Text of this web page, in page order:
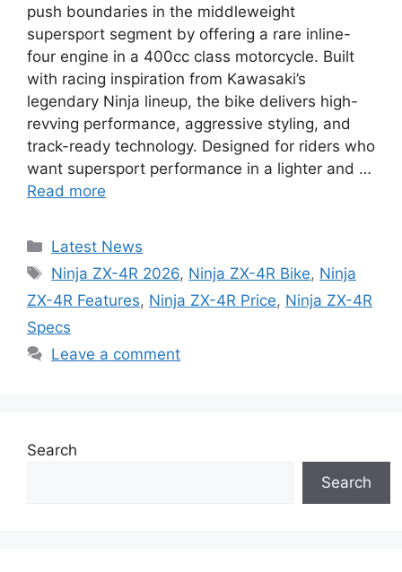
push boundaries in the middleweight
supersport segment by offering a rare inline-
four engine in a 400cc class motorcycle. Built
with racing inspiration from Kawasaki’s
legendary Ninja lineup, the bike delivers high-
revving performance, aggressive styling, and
track-ready technology. Designed for riders who
want supersport performance in a lighter and …
Read more
Categories
Latest News
Tags
Ninja ZX-4R 2026, Ninja ZX-4R Bike, Ninja
ZX-4R Features, Ninja ZX-4R Price, Ninja ZX-4R
Specs
Leave a comment
Search
Search